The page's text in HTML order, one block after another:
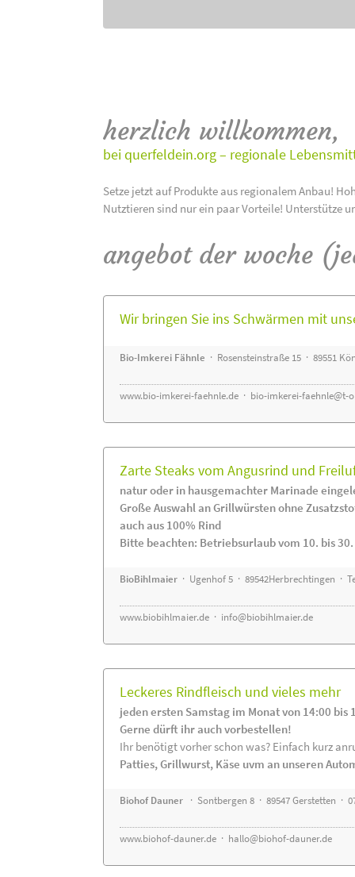
herzlich willkommen,
bei querfeldein.org – regionale
Setze jetzt auf Produkte aus regionalem Anbau!
Nutztieren sind nur ein paar Vorteile! Unterstütze
angebot der woche
Wir bringen Sie ins Schwärmen mit
Bio-Imkerei Fähnle · Rosensteinstraße 15 · 89551
www.bio-imkerei-faehnle.de · bio-imkerei-faehnle@t-
Zarte Steaks vom Angusrind und
natur oder in hausgemachter Marinade
Große Auswahl an Grillwürsten ohne
auch aus 100% Rind
Bitte beachten: Betriebsurlaub vom 10. bis
BioBihlmaier · Ugenhof 5 · 89542Herbrechtingen ·
www.biobihlmaier.de · info@biobihlmaier.de
Leckeres Rindfleisch und vieles mehr
jeden ersten Samstag im Monat von 14:00 bis
Gerne dürft ihr auch vorbestellen!
Ihr benötigt vorher schon was? Einfach kurz
Patties, Grillwurst, Käse uvm an unseren
Biohof Dauner · Sontbergen 8 · 89547 Gerstetten ·
www.biohof-dauner.de · hallo@biohof-dauner.de